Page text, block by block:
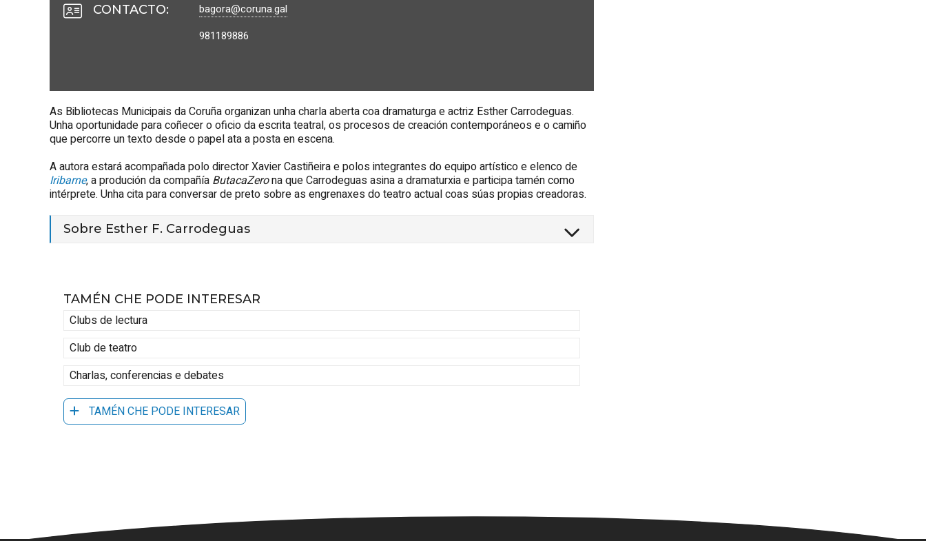
CONTACTO:
bagora@coruna.gal
981189886
As Bibliotecas Municipais da Coruña organizan unha charla aberta coa dramaturga e actriz Esther Carrodeguas.
Unha oportunidade para coñecer o oficio da escrita teatral, os procesos de creación contemporáneos e o camiño
que percorre un texto desde o papel ata a posta en escena.
A autora estará acompañada polo director Xavier Castiñeira e polos integrantes do equipo artístico e elenco de
Iribarne, a produción da compañía ButacaZerona que Carrodeguas asina a dramaturxia e participa tamén como
intérprete. Unha cita para conversar de preto sobre as engrenaxes do teatro actual coas súas propias creadoras.
Sobre Esther F. Carrodeguas
TAMÉN CHE PODE INTERESAR
Clubs de lectura
Club de teatro
Charlas, conferencias e debates
TAMÉN CHE PODE INTERESAR